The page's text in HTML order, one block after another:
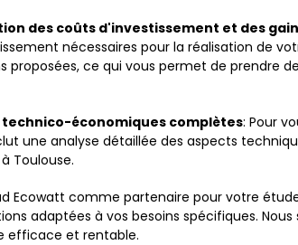
des coûts d'investissement et des
nécessaires pour la réalisation de
proposées, ce qui vous permet de prendre
technico-économiques complètes: Pour
une analyse détaillée des aspects
Toulouse.
Ecowatt comme partenaire pour votre
adaptées à vos besoins spécifiques.
efficace et rentable.